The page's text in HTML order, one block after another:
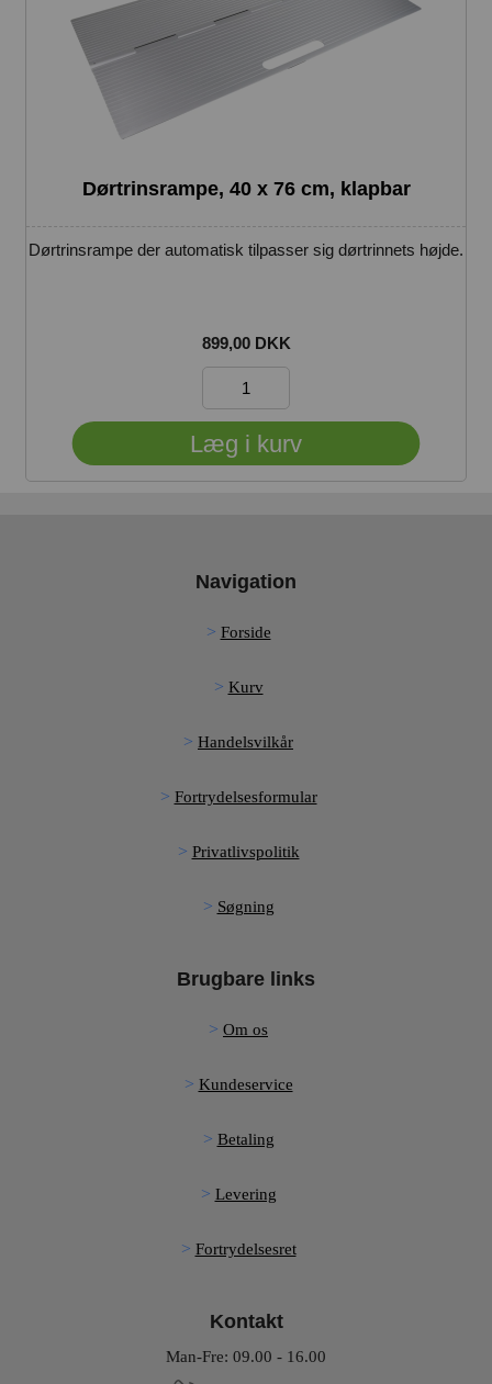
Dørtrinsrampe, 40 x 76 cm, klapbar
Dørtrinsrampe der automatisk tilpasser sig dørtrinnets højde.
899,00 DKK
Navigation
Forside
Kurv
Handelsvilkår
Fortrydelsesformular
Privatlivspolitik
Søgning
Brugbare links
Om os
Kundeservice
Betaling
Levering
Fortrydelsesret
Kontakt
Man-Fre: 09.00 - 16.00